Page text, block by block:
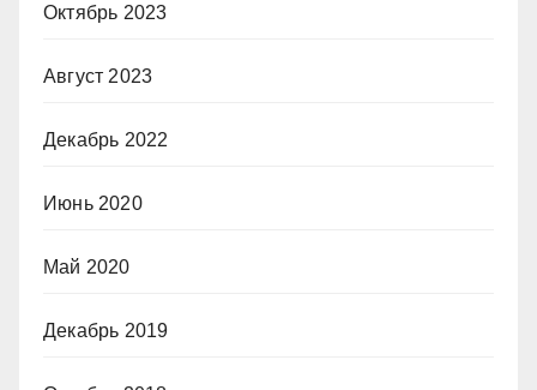
Октябрь 2023
Август 2023
Декабрь 2022
Июнь 2020
Май 2020
Декабрь 2019